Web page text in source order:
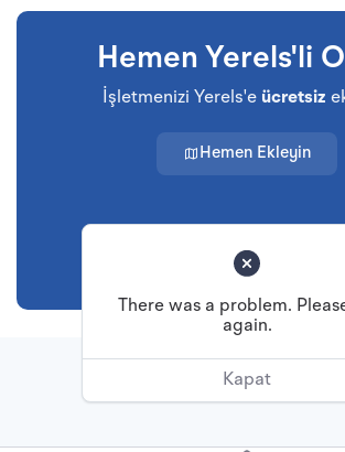
Hemen Yerels'li
İşletmenizi Yerels'e ücretsiz
Hemen Ekleyin
Başa Dön
© Tüm hakları saklıdır.
There was a problem.
again.
Kapat